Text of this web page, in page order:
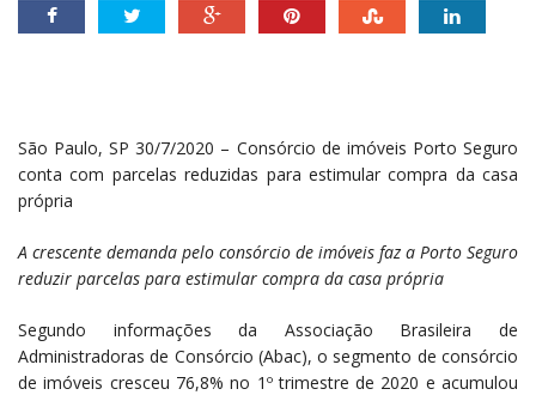
São Paulo, SP 30/7/2020 – Consórcio de imóveis Porto Seguro
conta com parcelas reduzidas para estimular compra da casa
própria
A crescente demanda pelo consórcio de imóveis faz a Porto Seguro
reduzir parcelas para estimular compra da casa própria
Segundo informações da Associação Brasileira de
Administradoras de Consórcio (Abac), o segmento de consórcio
de imóveis cresceu 76,8% no 1º trimestre de 2020 e acumulou